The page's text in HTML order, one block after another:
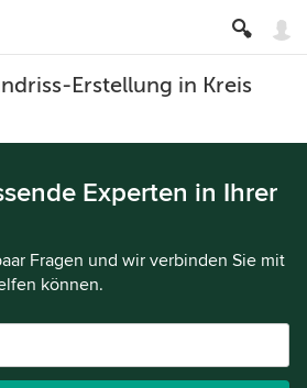
Erstellung in Kreis
Experten in Ihrer
Fragen und wir verbinden Sie mit
können.